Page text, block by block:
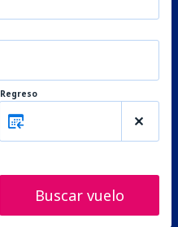
Regreso
Buscar vuelo